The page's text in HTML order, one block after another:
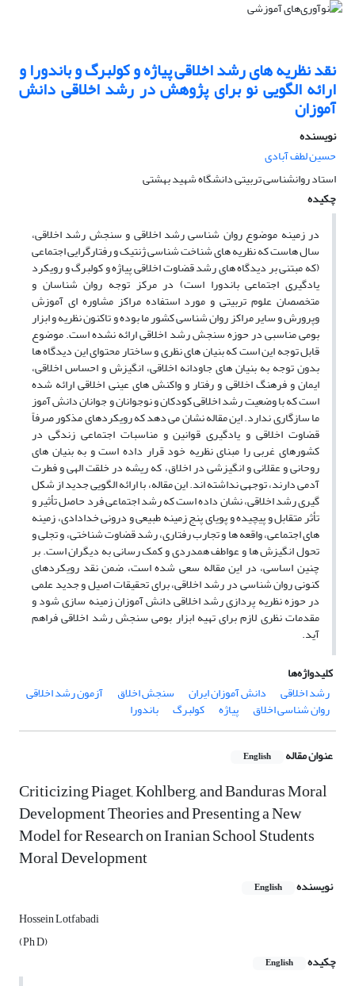
نقد نظریه های رشد اخلاقی پیاژه و کولبرگ و باندورا و
ارائه الگویی نو برای پژوهش در رشد اخلاقی دانش
آموزان
نویسنده
حسین لطف آبادی
استاد روانشناسی تربیتی دانشگاه شهید بهشتی
چکیده
در زمینه موضوع روان شناسی رشد اخلاقی و سنجش رشد اخلاقی،
سال هاست که نظریه های شناخت شناسی ژنتیک و رفتارگرایی اجتماعی
(که مبتنی بر دیدگاه های رشد قضاوت اخلاقی پیاژه و کولبرگ و رویکرد
یادگیری اجتماعی باندورا است) در مرکز توجه روان شناسان و
متخصصان علوم تربیتی و مورد استفاده مراکز مشاوره ای آموزش
وپرورش و سایر مراکز روان شناسی کشور ما بوده و تاکنون نظریه و ابزار
بومی مناسبی در حوزه سنجش رشد اخلاقی ارائه نشده است. موضوع
قابل توجه این است که بنیان های نظری و ساختار محتوای این دیدگاه ها
بدون توجه به بنیان های جاودانه اخلاقی، انگیزش و احساس اخلاقی،
ایمان و فرهنگ اخلاقی و رفتار و واکنش های عینی اخلاقی ارائه شده
است که با وضعیت رشد اخلاقی کودکان و نوجوانان و جوانان دانش آموز
ما سازگاری ندارد. این مقاله نشان می دهد که رویکردهای مذکور صرفاً
قضاوت اخلاقی و یادگیری قوانین و مناسبات اجتماعی زندگی در
کشورهای غربی را مبنای نظریه خود قرار داده است و به بنیان های
روحانی و عقلانی و انگیزشی در اخلاق، که ریشه در خلقت الهی و فطرت
آدمی دارند، توجهی نداشته اند. این مقاله، با ارائه الگویی جدید از شکل
گیری رشد اخلاقی، نشان داده است که رشد اجتماعی فرد حاصل تأثیر و
تأثر متقابل و پیچیده و پویای پنج زمینه طبیعی و درونی خدادادی، زمینه
های اجتماعی، واقعه ها و تجارب رفتاری، رشد قضاوت شناختی، و تجلی و
تحول انگیزش ها و عواطف همدردی و کمک رسانی به دیگران است. بر
چنین اساسی، در این مقاله سعی شده است، ضمن نقد رویکردهای
کنونی روان شناسی در رشد اخلاقی، برای تحقیقات اصیل و جدید علمی
در حوزه نظریه پردازی رشد اخلاقی دانش آموزان زمینه سازی شود و
مقدمات نظری لازم برای تهیه ابزار بومی سنجش رشد اخلاقی فراهم
آید.
کلیدواژه‌ها
رشد اخلاقی
دانش آموزان ایران سنجش اخلاق آزمون رشد اخلاقی
روان شناسی اخلاق پیاژه کولبرگ باندورا
عنوان مقاله English
Criticizing Piaget, Kohlberg, and Banduras Moral
Development Theories and Presenting a New
Model for Research on Iranian School Students
Moral Development
نویسنده English
Hossein Lotfabadi
(Ph D)
چکیده
English